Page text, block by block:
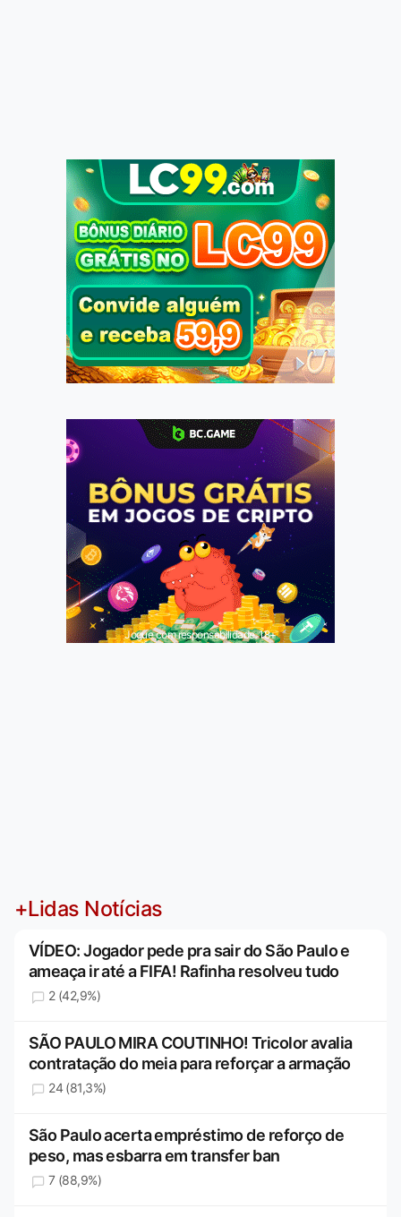
Jogue com responsabilidade. 18+
+Lidas Notícias
VÍDEO: Jogador pede pra sair do São Paulo e
ameaça ir até a FIFA! Rafinha resolveu tudo
2 (42,9%)
SÃO PAULO MIRA COUTINHO! Tricolor avalia
contratação do meia para reforçar a armação
24 (81,3%)
São Paulo acerta empréstimo de reforço de
peso, mas esbarra em transfer ban
7 (88,9%)